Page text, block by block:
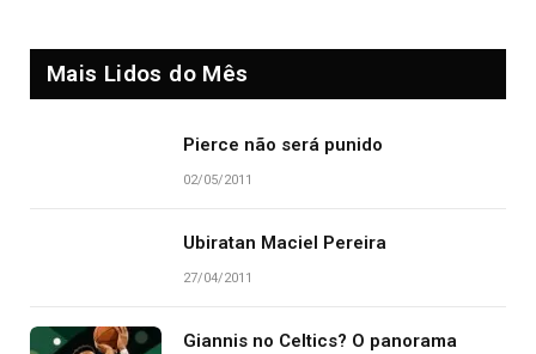
Mais Lidos do Mês
Pierce não será punido
02/05/2011
Ubiratan Maciel Pereira
27/04/2011
Giannis no Celtics? O panorama